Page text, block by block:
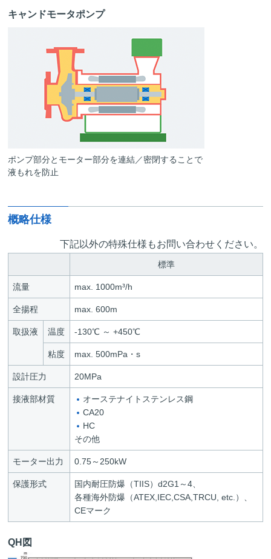
キャンドモータポンプ
ポンプ部分とモーター部分を連結／密閉することで
液もれを防止
概略仕様
下記以外の特殊仕様もお問い合わせください。
標準
流量 max. 1000m³/h
全揚程 max. 600m
取扱液 温度 -130℃ ～ +450℃
粘度 max. 500mPa・s
設計圧力 20MPa
接液部材質
オーステナイトステンレス鋼
CA20
HC
その他
モーター出力 0.75～250kW
保護形式
国内耐圧防爆（TIIS）d2G1～4、
各種海外防爆（ATEX,IEC,CSA,TRCU, etc.）、
CEマーク
QH図